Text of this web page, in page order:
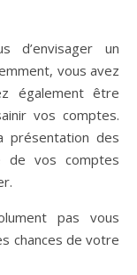
d’envisager un
vous avez
également être
vos comptes.
présentation des
de vos comptes
pas vous
chances de votre